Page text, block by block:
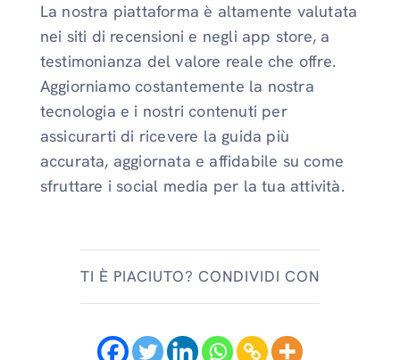
La nostra piattaforma è altamente valutata
nei siti di recensioni e negli app store, a
testimonianza del valore reale che offre.
Aggiorniamo costantemente la nostra
tecnologia e i nostri contenuti per
assicurarti di ricevere la guida più
accurata, aggiornata e affidabile su come
sfruttare i social media per la tua attività.
TI È PIACIUTO? CONDIVIDI CON